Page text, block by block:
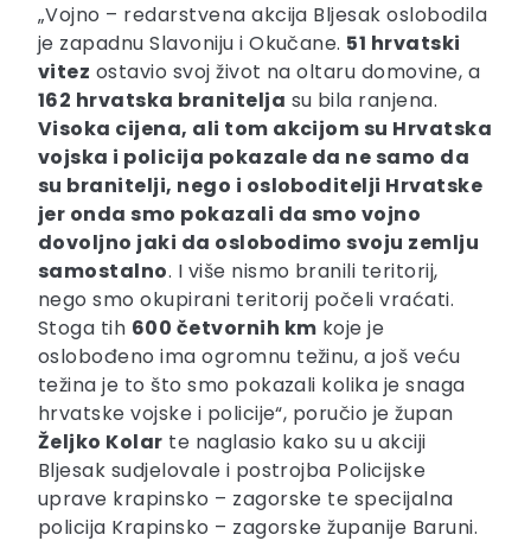
„Vojno – redarstvena akcija Bljesak oslobodila
je zapadnu Slavoniju i Okučane. 51 hrvatski
vitez ostavio svoj život na oltaru domovine, a
162 hrvatska branitelja su bila ranjena.
Visoka cijena, ali tom akcijom su Hrvatska
vojska i policija pokazale da ne samo da
su branitelji, nego i osloboditelji Hrvatske
jer onda smo pokazali da smo vojno
dovoljno jaki da oslobodimo svoju zemlju
samostalno. I više nismo branili teritorij,
nego smo okupirani teritorij počeli vraćati.
Stoga tih 600 četvornih km koje je
oslobođeno ima ogromnu težinu, a još veću
težina je to što smo pokazali kolika je snaga
hrvatske vojske i policije“, poručio je župan
Željko Kolar te naglasio kako su u akciji
Bljesak sudjelovale i postrojba Policijske
uprave krapinsko – zagorske te specijalna
policija Krapinsko – zagorske županije Baruni.